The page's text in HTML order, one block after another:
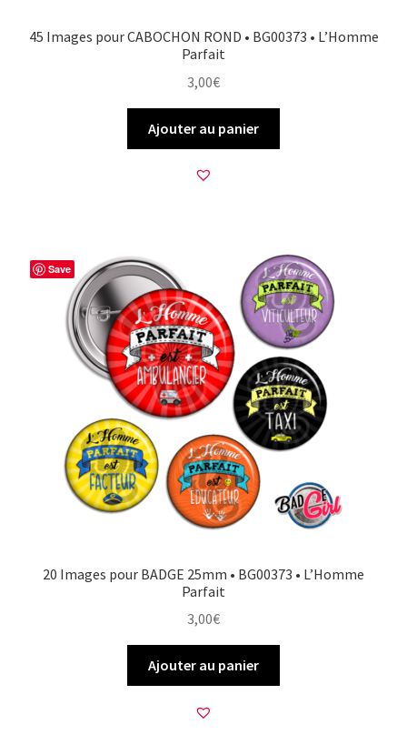
45 Images pour CABOCHON ROND • BG00373 • L’Homme
Parfait
3,00€
Ajouter au panier
Save
20 Images pour BADGE 25mm • BG00373 • L’Homme
Parfait
3,00€
Ajouter au panier